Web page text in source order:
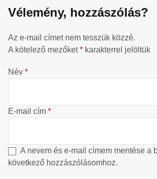
Vélemény, hozzászólás?
Az e-mail címet nem tesszük közzé.
A kötelező mezőket* karakterrel jelöltük
Név *
E-mail cím *
A nevem és e-mail címem mentése a
következő hozzászólásomhoz.